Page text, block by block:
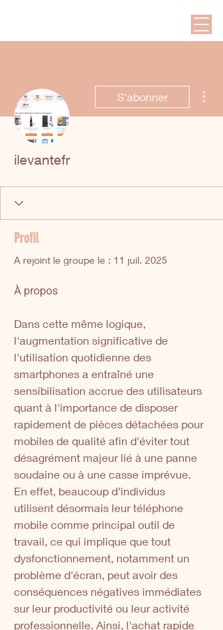
S'abonner
ilevantefr
Profil
A rejoint le groupe le : 11 juil. 2025
À propos
Dans cette même logique,
l'augmentation significative de
l'utilisation quotidienne des
smartphones a entraîné une
sensibilisation accrue des utilisateurs
quant à l'importance de disposer
rapidement de pièces détachées pour
mobiles de qualité afin d'éviter tout
désagrément majeur lié à une panne
soudaine ou à une casse imprévue.
En effet, beaucoup d'individus
utilisent désormais leur téléphone
mobile comme principal outil de
travail, ce qui implique que tout
dysfonctionnement, notamment un
problème d'écran, peut avoir des
conséquences négatives immédiates
sur leur productivité ou leur activité
professionnelle. Ainsi, l'achat rapide